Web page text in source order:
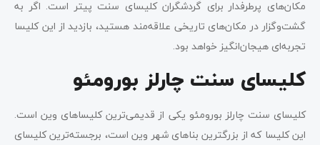
مکان‌های پرطرفدار برای گردشگران کلیسای سنت پیتر است. اگر به
گشت‌وگزار در مکان‌های تاریخی علاقه‌مند هستید، بازدید از این کلیسا
تجربه‌ای هیجان‌انگیز خواهد بود.
کلیسای سنت چارلز بورومئو
کلیسای سنت چارلز بورومئو یکی از قدیمی‌ترین کلیساهای وین است.
این کلیسا که از بزرگترین بناهای شهر وین است، برجسته‌ترین کلیسای